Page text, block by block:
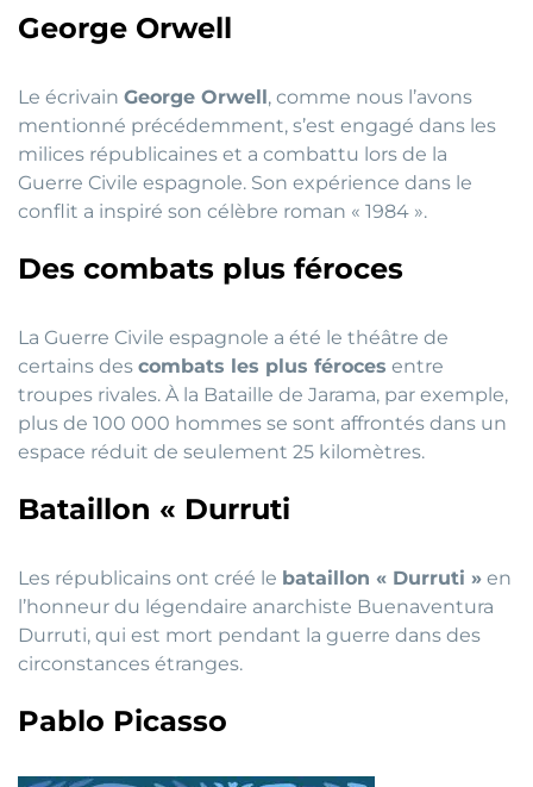
George Orwell
Le écrivain George Orwell , comme nous l’avons
mentionné précédemment, s’est engagé dans les
milices républicaines et a combattu lors de la
Guerre Civile espagnole. Son expérience dans le
conflit a inspiré son célèbre roman « 1984 ».
Des combats plus féroces
La Guerre Civile espagnole a été le théâtre de
certains des combats les plus féroces entre
troupes rivales. À la Bataille de Jarama, par exemple,
plus de 100 000 hommes se sont affrontés dans un
espace réduit de seulement 25 kilomètres.
Bataillon « Durruti
Les républicains ont créé le bataillon « Durruti » en
l’honneur du légendaire anarchiste Buenaventura
Durruti, qui est mort pendant la guerre dans des
circonstances étranges.
Pablo Picasso